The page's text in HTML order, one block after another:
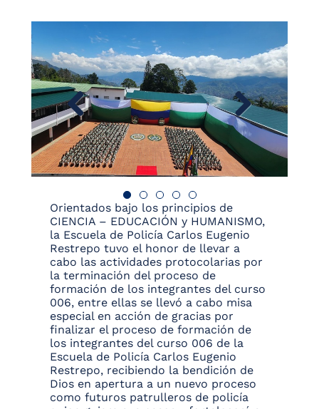
Orientados bajo los principios de
CIENCIA – EDUCACIÓN y HUMANISMO,
la Escuela de Policía Carlos Eugenio
Restrepo tuvo el honor de llevar a
cabo las actividades protocolarias por
la terminación del proceso de
formación de los integrantes del curso
006, entre ellas se llevó a cabo misa
especial en acción de gracias por
finalizar el proceso de formación de
los integrantes del curso 006 de la
Escuela de Policía Carlos Eugenio
Restrepo, recibiendo la bendición de
Dios en apertura a un nuevo proceso
como futuros patrulleros de policía